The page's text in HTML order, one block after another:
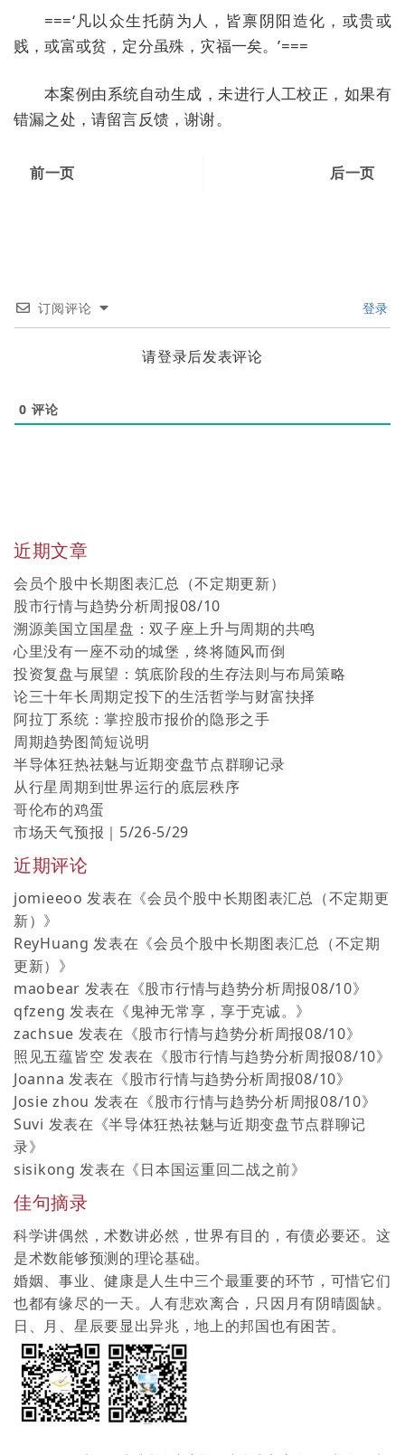
===‘凡以众生托荫为人，皆禀阴阳造化，或贵或
贱，或富或贫，定分虽殊，灾福一矣。’===
本案例由系统自动生成，未进行人工校正，如果有
错漏之处，请留言反馈，谢谢。
前一页 后一页
订阅评论 登录
请登录后发表评论
0 评论
近期文章
会员个股中长期图表汇总（不定期更新）
股市行情与趋势分析周报08/10
溯源美国立国星盘：双子座上升与周期的共鸣
心里没有一座不动的城堡，终将随风而倒
投资复盘与展望：筑底阶段的生存法则与布局策略
论三十年长周期定投下的生活哲学与财富抉择
阿拉丁系统：掌控股市报价的隐形之手
周期趋势图简短说明
半导体狂热祛魅与近期变盘节点群聊记录
从行星周期到世界运行的底层秩序
哥伦布的鸡蛋
市场天气预报｜5/26-5/29
近期评论
jomieeoo 发表在《会员个股中长期图表汇总（不定期更
新） 》
ReyHuang 发表在《会员个股中长期图表汇总（不定期
更新） 》
maobear 发表在《股市行情与趋势分析周报08/10》
qfzeng 发表在《鬼神无常享，享于克诚。 》
zachsue 发表在《股市行情与趋势分析周报08/10》
照见五蕴皆空 发表在《股市行情与趋势分析周报08/10》
Joanna 发表在《股市行情与趋势分析周报08/10》
Josie zhou 发表在《股市行情与趋势分析周报08/10》
Suvi 发表在《半导体狂热祛魅与近期变盘节点群聊记
录》
sisikong 发表在《日本国运重回二战之前》
佳句摘录
科学讲偶然，术数讲必然，世界有目的，有债必要还。这
是术数能够预测的理论基础。
婚姻、事业、健康是人生中三个最重要的环节，可惜它们
也都有缘尽的一天。人有悲欢离合，只因月有阴晴圆缺。
日、月、星辰要显出异兆，地上的邦国也有困苦。